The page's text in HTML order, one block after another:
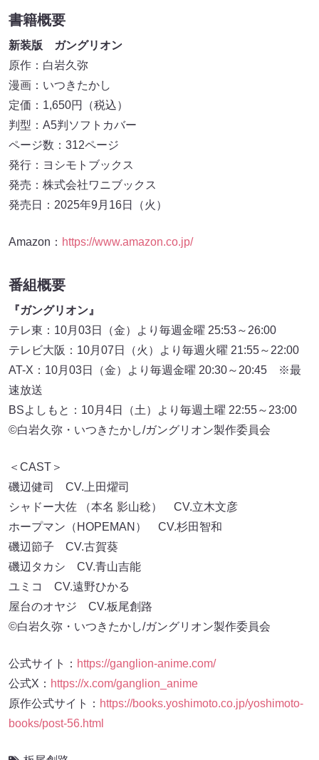
書籍概要
新装版 ガングリオン
原作：白岩久弥
漫画：いつきたかし
定価：1,650円（税込）
判型：A5判ソフトカバー
ページ数：312ページ
発行：ヨシモトブックス
発売：株式会社ワニブックス
発売日：2025年9月16日（火）
Amazon： https://www.amazon.co.jp/
番組概要
『ガングリオン』
テレ東：10月03日（金）より毎週金曜 25:53～26:00
テレビ大阪：10月07日（火）より毎週火曜 21:55～22:00
AT-X：10月03日（金）より毎週金曜 20:30～20:45 ※最
速放送
BSよしもと：10月4日（土）より毎週土曜 22:55～23:00
©白岩久弥・いつきたかし/ガングリオン製作委員会
＜CAST＞
磯辺健司 CV.上田燿司
シャドー大佐 （本名 影山稔） CV.立木文彦
ホープマン（HOPEMAN） CV.杉田智和
磯辺節子 CV.古賀葵
磯辺タカシ CV.青山吉能
ユミコ CV.遠野ひかる
屋台のオヤジ CV.板尾創路
©白岩久弥・いつきたかし/ガングリオン製作委員会
公式サイト： https://ganglion-anime.com/
公式X： https://x.com/ganglion_anime
原作公式サイト： https://books.yoshimoto.co.jp/yoshimoto-
books/post-56.html